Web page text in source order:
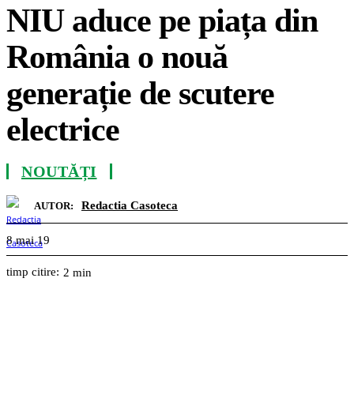
NIU aduce pe piața din
România o nouă
generație de scutere
electrice
NOUTĂȚI
AUTOR: Redactia Casoteca
8 mai 19
timp citire: 2 min